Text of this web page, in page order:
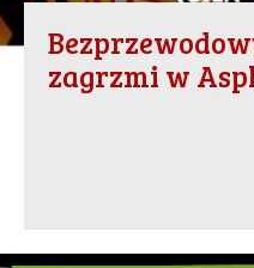
zagrzmi w